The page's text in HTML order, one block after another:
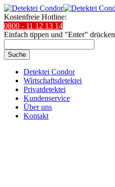
Kostenfreie Hotline:
0800 - 11 12 13 14
Einfach tippen und "Enter" drücken
Suche
Detektei Condor
Wirtschaftsdetektei
Privatdetektei
Kundenservice
Über uns
Kontakt